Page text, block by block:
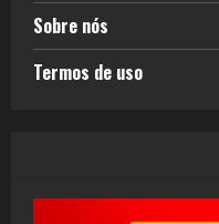
Sobre nós
Termos de uso